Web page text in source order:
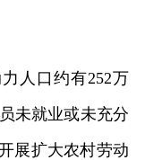
人口约有252万
未就业或未充分
展扩大农村劳动